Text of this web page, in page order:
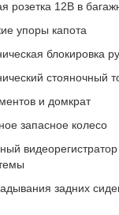
розетка 12В в
упоры капота
блокировка
стояночный
и домкрат
запасное колесо
задних